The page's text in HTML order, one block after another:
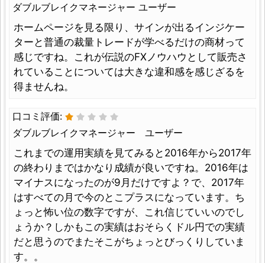
ダブルブレイクマネージャー ユーザー
ホームページを見る限り、サインが出るインジケー
ターと普通の裁量トレードが学べるだけの商材って
感じですね。これが伝説のFXノウハウとして販売さ
れていることについては大きな違和感を感じざるを
得ませんね。
口コミ評価:
ダブルブレイクマネージャー ユーザー
これまでの運用実績を見てみると2016年から2017年
の終わりまではかなり成績が良いですね。2016年は
マイナスになったのが9月だけですよ？で、2017年
はすべての月で今のとこプラスになっています。ち
ょっと怖い位の数字ですが、これ信じていいのでし
ょうか？しかもこの実績はおそらくドル円での実績
だと思うのでまたそこがちょっとびっくりしていま
す。。